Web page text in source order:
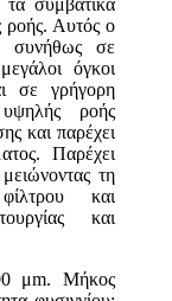
ροής. Αυτός ο
συνήθως σε
όγκοι
σε γρήγορη
ροής
και παρέχει
Παρέχει
τη
και
και
μm. Μήκος